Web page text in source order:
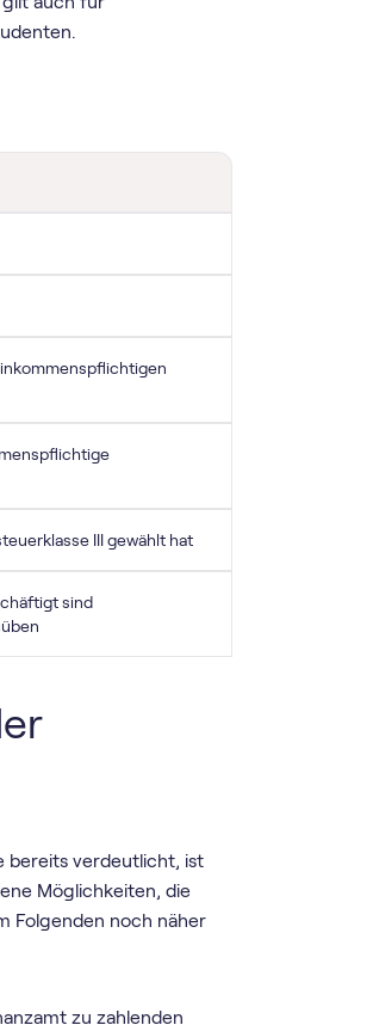
III gewählt hat
sind
bereits verdeutlicht, ist
Möglichkeiten, die
Folgenden noch näher
zu zahlenden